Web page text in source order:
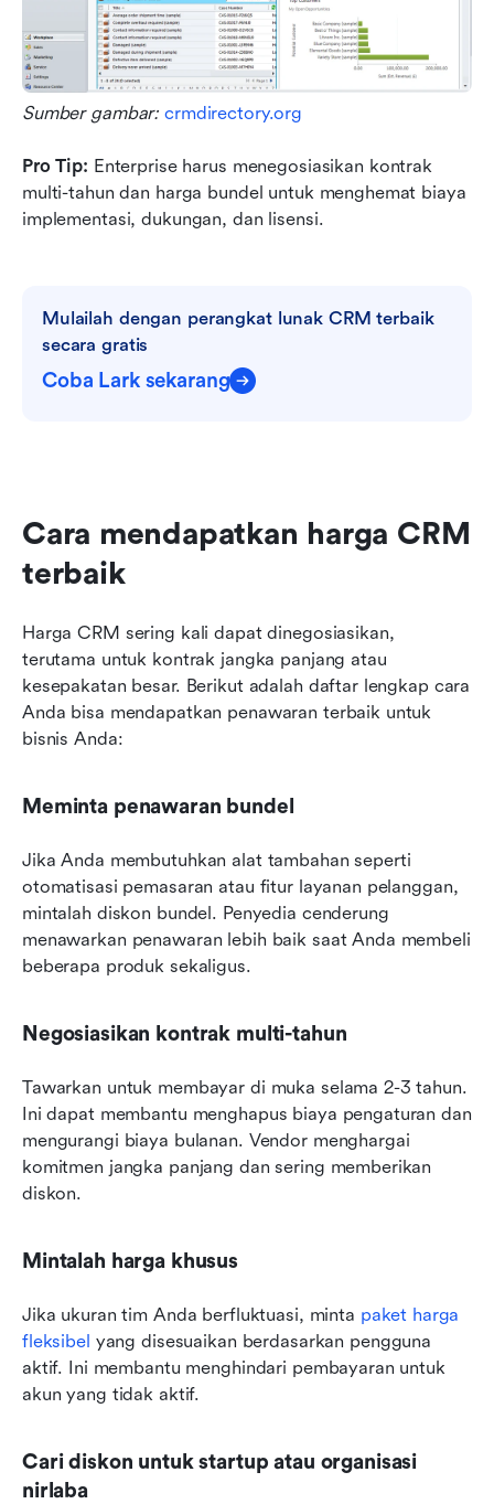
Sumber gambar: crmdirectory.org
Pro Tip: Enterprise harus menegosiasikan kontrak
multi-tahun dan harga bundel untuk menghemat biaya
implementasi, dukungan, dan lisensi.
Mulailah dengan perangkat lunak CRM terbaik
secara gratis
Coba Lark sekarang
Cara mendapatkan harga CRM
terbaik
Harga CRM sering kali dapat dinegosiasikan,
terutama untuk kontrak jangka panjang atau
kesepakatan besar. Berikut adalah daftar lengkap cara
Anda bisa mendapatkan penawaran terbaik untuk
bisnis Anda:
Meminta penawaran bundel
Jika Anda membutuhkan alat tambahan seperti
otomatisasi pemasaran atau fitur layanan pelanggan,
mintalah diskon bundel. Penyedia cenderung
menawarkan penawaran lebih baik saat Anda membeli
beberapa produk sekaligus.
Negosiasikan kontrak multi-tahun
Tawarkan untuk membayar di muka selama 2-3 tahun.
Ini dapat membantu menghapus biaya pengaturan dan
mengurangi biaya bulanan. Vendor menghargai
komitmen jangka panjang dan sering memberikan
diskon.
Mintalah harga khusus
Jika ukuran tim Anda berfluktuasi, minta paket harga
fleksibel yang disesuaikan berdasarkan pengguna
aktif. Ini membantu menghindari pembayaran untuk
akun yang tidak aktif.
Cari diskon untuk startup atau organisasi
nirlaba